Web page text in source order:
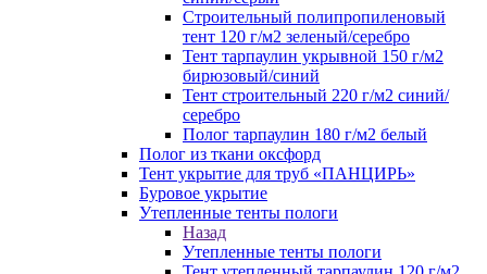
Строительный полипропиленовый
тент 120 г/м2 зеленый/серебро
Тент тарпаулин укрывной 150 г/м2
бирюзовый/синий
Тент строительный 220 г/м2 синий/
серебро
Полог тарпаулин 180 г/м2 белый
Полог из ткани оксфорд
Тент укрытие для труб «ПАНЦИРЬ»
Буровое укрытие
Утепленные тенты пологи
Назад
Утепленные тенты пологи